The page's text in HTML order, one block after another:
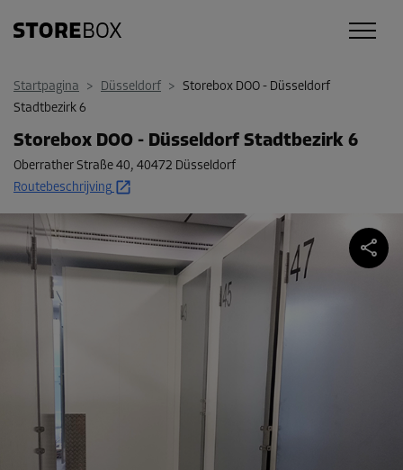
Startpagina > Düsseldorf > Storebox DOO - Düsseldorf
Stadtbezirk 6
Storebox DOO - Düsseldorf Stadtbezirk 6
Oberrather Straße 40, 40472 Düsseldorf
Routebeschrijving